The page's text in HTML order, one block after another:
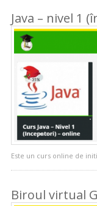
Java – nivel 1
Este un curs online de
Biroul virtual